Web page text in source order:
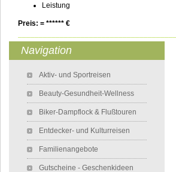
Leistung
Preis: = ****** €
Navigation
Aktiv- und Sportreisen
Beauty-Gesundheit-Wellness
Biker-Dampflock & Flußtouren
Entdecker- und Kulturreisen
Familienangebote
Gutscheine - Geschenkideen